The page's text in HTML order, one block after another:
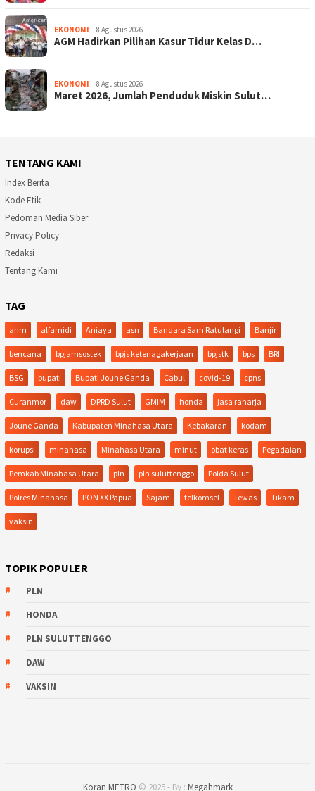
EKONOMI 8 Agustus 2026
AGM Hadirkan Pilihan Kasur Tidur Kelas D…
EKONOMI 8 Agustus 2026
Maret 2026, Jumlah Penduduk Miskin Sulut…
TENTANG KAMI
Index Berita
Kode Etik
Pedoman Media Siber
Privacy Policy
Redaksi
Tentang Kami
TAG
ahm alfamidi Aniaya asn Bandara Sam Ratulangi Banjir
bencana bpjamsostek bpjs ketenagakerjaan bpjstk bps BRI
BSG bupati Bupati Joune Ganda Cabul covid-19 cpns
Curanmor daw DPRD Sulut GMIM honda jasa raharja
Joune Ganda Kabupaten Minahasa Utara Kebakaran kodam
korupsi minahasa Minahasa Utara minut obat keras Pegadaian
Pemkab Minahasa Utara pln pln suluttenggo Polda Sulut
Polres Minahasa PON XX Papua Sajam telkomsel Tewas Tikam
vaksin
TOPIK POPULER
PLN
HONDA
PLN SULUTTENGGO
DAW
VAKSIN
Koran METRO © 2025 - By : Megahmark